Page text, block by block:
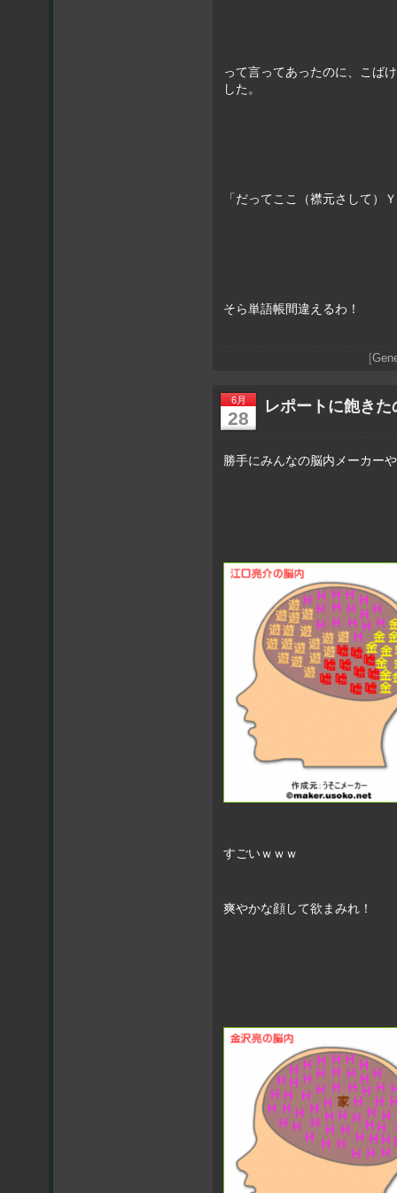
って言ってあったのに、こば
した。
「だってここ（襟元さして）
そら単語帳間違えるわ！
[
レポートに飽きた
6月
28
勝手にみんなの脳内メーカー
すごいｗｗｗ
爽やかな顔して欲まみれ！